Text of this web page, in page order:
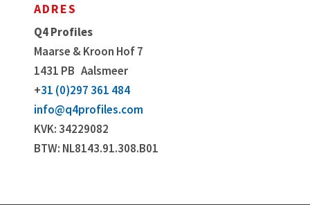
ADRES
Q4 Profiles
Maarse & Kroon Hof 7
1431 PB Aalsmeer
+31 (0)297 361 484
info@q4profiles.com
KVK: 34229082
BTW: NL8143.91.308.B01